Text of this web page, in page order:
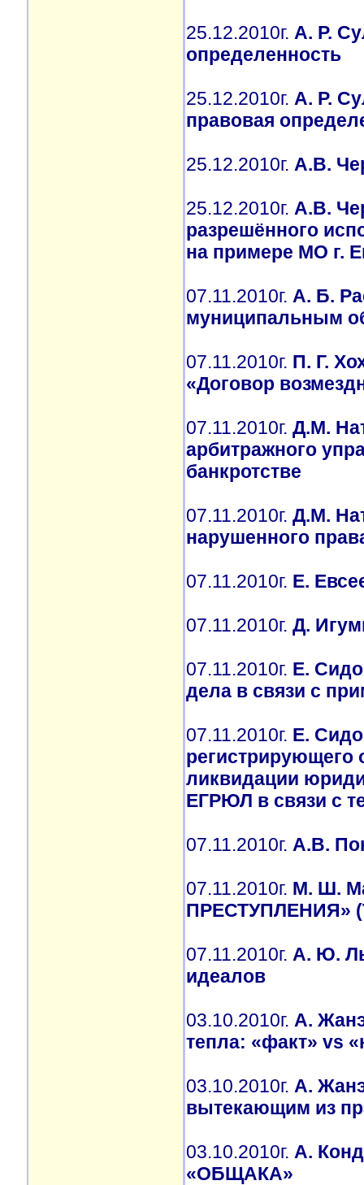
25.12.2010г. А. Р.
определенность
25.12.2010г. А. Р.
правовая
25.12.2010г. А.В.
25.12.2010г. А.В.
разрешённого
на примере МО г.
07.11.2010г. А. Б.
муниципальным
07.11.2010г. П. Г.
«Договор
07.11.2010г. Д.М.
арбитражного
банкротстве
07.11.2010г. Д.М.
нарушенного
07.11.2010г. Е.
07.11.2010г. Д.
07.11.2010г. Е.
дела в связи с
07.11.2010г. Е.
регистрирующего
ликвидации
ЕГРЮЛ в связи с
07.11.2010г. А.В.
07.11.2010г. М. Ш.
ПРЕСТУПЛЕНИЯ»
07.11.2010г. А. Ю.
идеалов
03.10.2010г. А.
тепла: «факт» vs
03.10.2010г. А.
вытекающим из
03.10.2010г. А.
«ОБЩАКА»